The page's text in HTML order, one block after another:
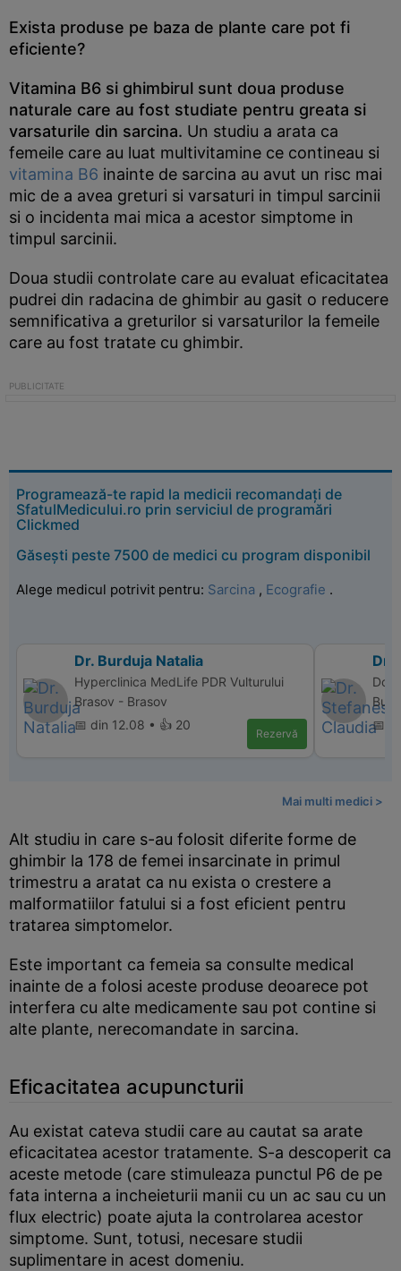
Exista produse pe baza de plante care pot fi
eficiente?
Vitamina B6 si ghimbirul sunt doua produse
naturale care au fost studiate pentru greata si
varsaturile din sarcina. Un studiu a arata ca
femeile care au luat multivitamine ce contineau si
vitamina B6 inainte de sarcina au avut un risc mai
mic de a avea greturi si varsaturi in timpul sarcinii
si o incidenta mai mica a acestor simptome in
timpul sarcinii.
Doua studii controlate care au evaluat eficacitatea
pudrei din radacina de ghimbir au gasit o reducere
semnificativa a greturilor si varsaturilor la femeile
care au fost tratate cu ghimbir.
Programează-te rapid la medicii recomandați de
SfatulMedicului.ro prin serviciul de programări
Clickmed
Găsești peste 7500 de medici cu program disponibil
Alege medicul potrivit pentru: Sarcina , Ecografie .
Dr. Burduja Natalia
Hyperclinica MedLife PDR Vulturului
Brasov - Brasov
📅 din 12.08 • 👍 20
Rezervă
Dr.
📅
Mai multi medici >
Alt studiu in care s-au folosit diferite forme de
ghimbir la 178 de femei insarcinate in primul
trimestru a aratat ca nu exista o crestere a
malformatiilor fatului si a fost eficient pentru
tratarea simptomelor.
Este important ca femeia sa consulte medical
inainte de a folosi aceste produse deoarece pot
interfera cu alte medicamente sau pot contine si
alte plante, nerecomandate in sarcina.
Eficacitatea acupuncturii
Au existat cateva studii care au cautat sa arate
eficacitatea acestor tratamente. S-a descoperit ca
aceste metode (care stimuleaza punctul P6 de pe
fata interna a incheieturii manii cu un ac sau cu un
flux electric) poate ajuta la controlarea acestor
simptome. Sunt, totusi, necesare studii
suplimentare in acest domeniu.